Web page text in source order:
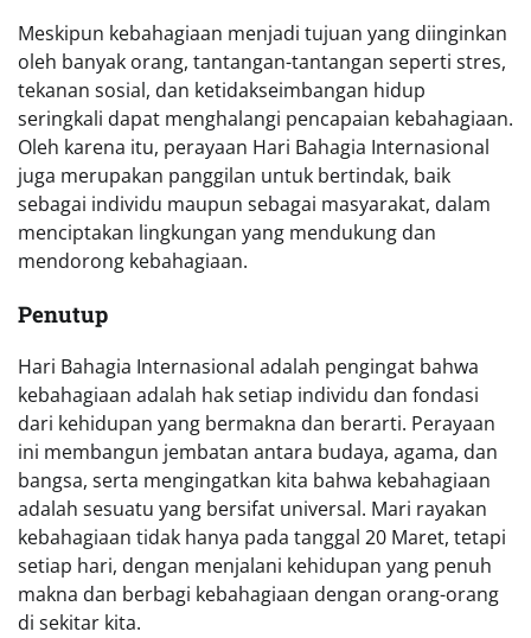
Meskipun kebahagiaan menjadi tujuan yang diinginkan
oleh banyak orang, tantangan-tantangan seperti stres,
tekanan sosial, dan ketidakseimbangan hidup
seringkali dapat menghalangi pencapaian kebahagiaan.
Oleh karena itu, perayaan Hari Bahagia Internasional
juga merupakan panggilan untuk bertindak, baik
sebagai individu maupun sebagai masyarakat, dalam
menciptakan lingkungan yang mendukung dan
mendorong kebahagiaan.
Penutup
Hari Bahagia Internasional adalah pengingat bahwa
kebahagiaan adalah hak setiap individu dan fondasi
dari kehidupan yang bermakna dan berarti. Perayaan
ini membangun jembatan antara budaya, agama, dan
bangsa, serta mengingatkan kita bahwa kebahagiaan
adalah sesuatu yang bersifat universal. Mari rayakan
kebahagiaan tidak hanya pada tanggal 20 Maret, tetapi
setiap hari, dengan menjalani kehidupan yang penuh
makna dan berbagi kebahagiaan dengan orang-orang
di sekitar kita.